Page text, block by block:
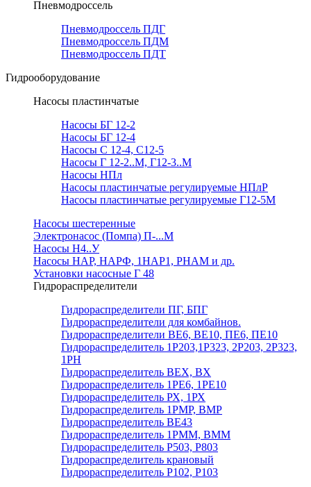
Пневмодроссель
Пневмодроссель ПДГ
Пневмодроссель ПДМ
Пневмодроссель ПДТ
Гидрооборудование
Насосы пластинчатые
Насосы БГ 12-2
Насосы БГ 12-4
Насосы С 12-4, С12-5
Насосы Г 12-2..М, Г12-3..М
Насосы НПл
Насосы пластинчатые регулируемые НПлР
Насосы пластинчатые регулируемые Г12-5М
Насосы шестеренные
Электронасос (Помпа) П-...М
Насосы Н4..У
Насосы НАР, НАРФ, 1НАР1, РНАМ и др.
Установки насосные Г 48
Гидрораспределители
Гидрораспределители ПГ, БПГ
Гидрораспределители для комбайнов.
Гидрораспределители ВЕ6, ВЕ10, ПЕ6, ПЕ10
Гидрораспределитель 1Р203,1Р323, 2Р203, 2Р323,
1РН
Гидрораспределитель ВЕХ, ВХ
Гидрораспределитель 1РЕ6, 1РЕ10
Гидрораспределитель РХ, 1РХ
Гидрораспределитель 1РМР, ВМР
Гидрораспределитель ВЕ43
Гидрораспределитель 1РММ, ВММ
Гидрораспределитель Р503, Р803
Гидрораспределитель крановый
Гидрораспределитель Р102, Р103